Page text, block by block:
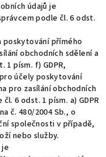
údajů je
podle čl. 6 odst.
poskytování přímého
obchodních sdělení a
písm. f) GDPR,
účely poskytování
pro zasílání obchodních
6 odst. 1 písm. a) GDPR
č. 480/2004 Sb., o
společnosti v případě,
nebo služby.